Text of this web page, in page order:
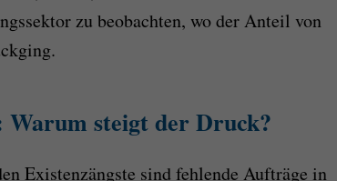
zu beobachten, wo der Anteil von
steigt der Druck?
Existenzängste sind fehlende Aufträge in